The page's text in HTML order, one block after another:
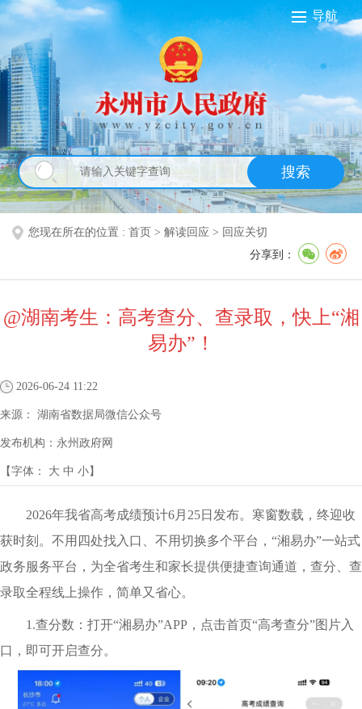
导航
搜索
您现在所在的位置 : 首页 > 解读回应 > 回应关切
分享到：
@湖南考生：高考查分、查录取，快上“湘
易办”！
2026-06-24 11:22
来源： 湖南省数据局微信公众号
发布机构： 永州政府网
【字体： 大 中 小】
2026年我省高考成绩预计6月25日发布。寒窗数载，终迎收
获时刻。不用四处找入口、不用切换多个平台，“湘易办”一站式
政务服务平台，为全省考生和家长提供便捷查询通道，查分、查
录取全程线上操作，简单又省心。
1.查分数： 打开“湘易办”APP，点击首页“高考查分”图片入
口，即可开启查分。